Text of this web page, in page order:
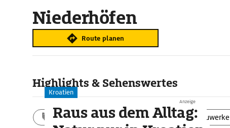
Niederhöfen
Route planen
Highlights & Sehenswertes
Aktivitäten Landschaft Bauwerke
Anzeige
Kroatien
Raus aus dem Alltag: